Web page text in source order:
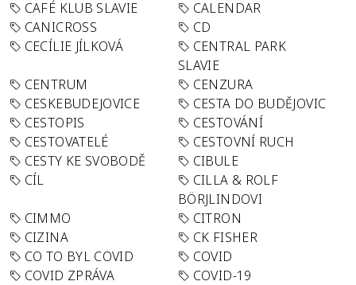
CAFÉ KLUB SLAVIE
CALENDAR
CANICROSS
CD
CECÍLIE JÍLKOVÁ
CENTRAL PARK
SLAVIE
CENTRUM
CENZURA
CESKEBUDEJOVICE
CESTA DO BUDĚJOVIC
CESTOPIS
CESTOVÁNÍ
CESTOVATELÉ
CESTOVNÍ RUCH
CESTY KE SVOBODĚ
CIBULE
CÍL
CILLA & ROLF
BÖRJLINDOVI
CIMMO
CITRON
CIZINA
CK FISHER
CO TO BYL COVID
COVID
COVID ZPRÁVA
COVID-19